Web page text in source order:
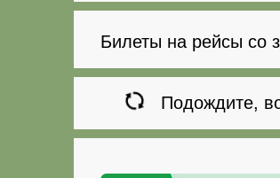
Билеты на рейсы со
Подождите,